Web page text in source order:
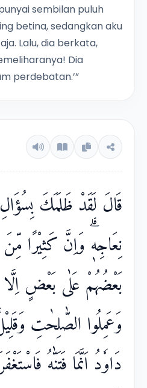
sembilan puluh
betina, sedangkan aku
Lalu, dia berkata,
Dia
perdebatan.’”
قَالَ لَقَدْ ظَلَمَكَ
نِعَاجِهٖۗ وَاِنَّ كَثِيْرًا مِّنَ
بَعْضُهُمْ عَلٰى بَعْضٍ اِلَّا
وَعَمِلُوا الصّٰلِحٰتِ
دَاوٗدُ اَنَّمَا فَتَنّٰهُ